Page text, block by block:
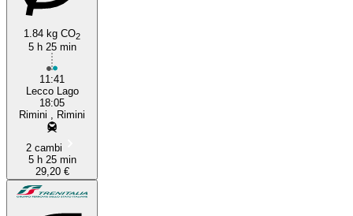
1.84 kg CO2
5 h 25 min
11:41
Lecco Lago
18:05
Rimini , Rimini
2 cambi
5 h 25 min
29,20 €